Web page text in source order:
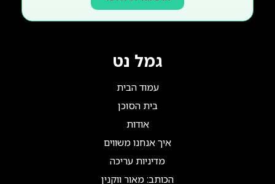
גמל נט
עמוד הבית
בית הסוכן
אודות
איך אנחנו משווים
מדיניות עריכה
הכותב: מאור ווקנין